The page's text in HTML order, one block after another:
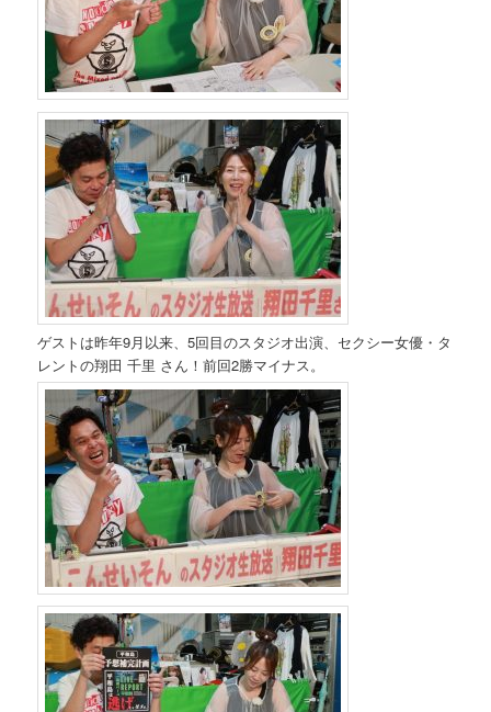
ゲストは昨年9月以来、5回目のスタジオ出演、セクシー女優・タ
レントの翔田 千里 さん！前回2勝マイナス。